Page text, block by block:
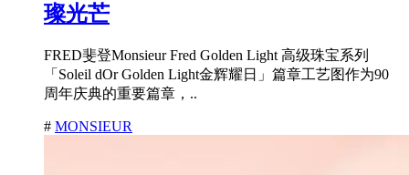
璨光芒
FRED斐登Monsieur Fred Golden Light 高级珠宝系列
「Soleil dOr Golden Light金辉耀日」篇章工艺图作为90
周年庆典的重要篇章，..
# MONSIEUR